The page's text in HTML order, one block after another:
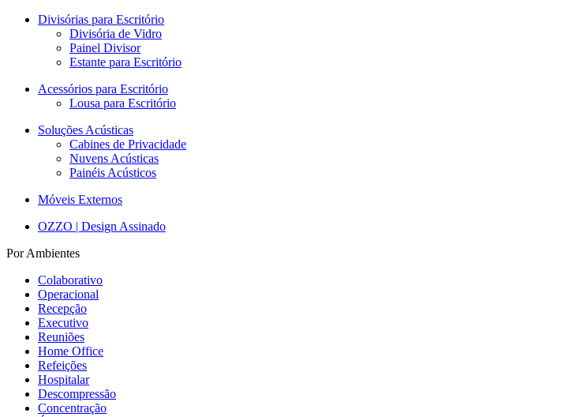
Divisórias para Escritório
Divisória de Vidro
Painel Divisor
Estante para Escritório
Acessórios para Escritório
Lousa para Escritório
Soluções Acústicas
Cabines de Privacidade
Nuvens Acústicas
Painéis Acústicos
Móveis Externos
OZZO | Design Assinado
Por Ambientes
Colaborativo
Operacional
Recepção
Executivo
Reuniões
Home Office
Refeições
Hospitalar
Descompressão
Concentração